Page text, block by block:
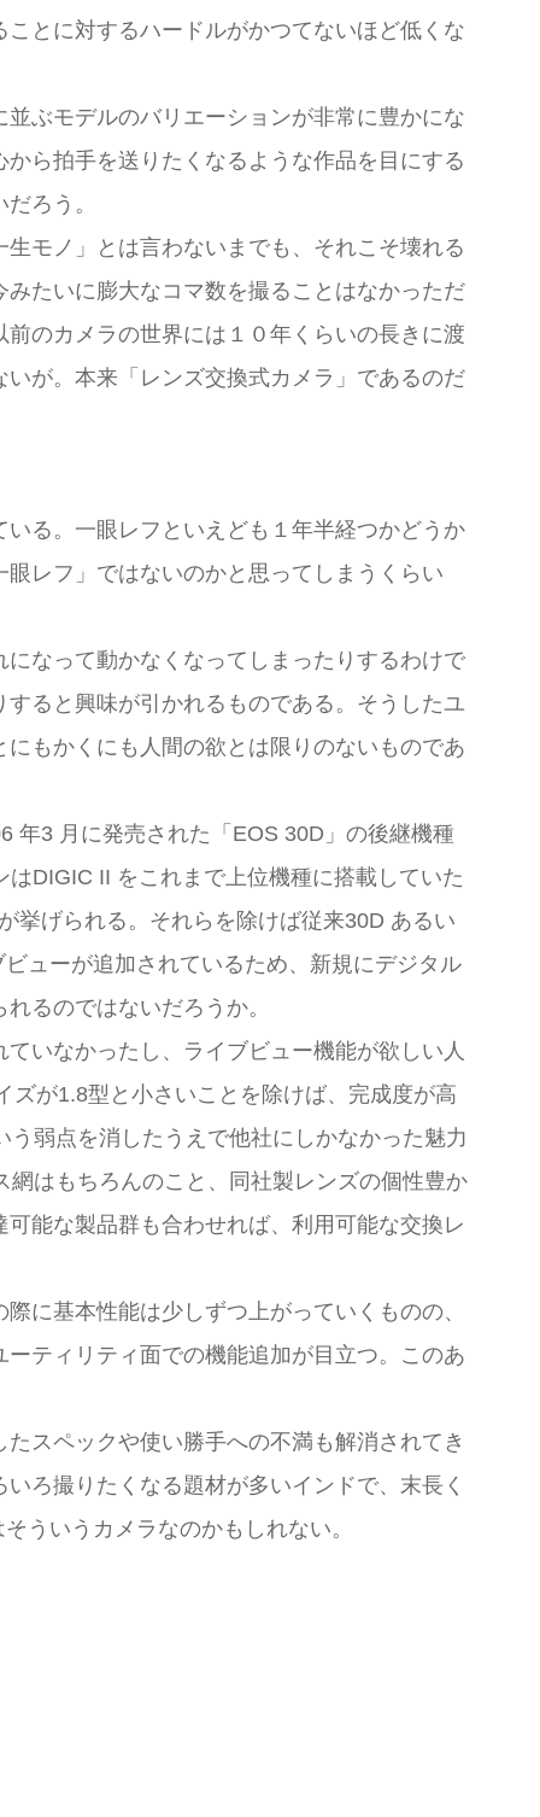
とに対するハードルがかつてないほど低くな
ぶモデルのバリエーションが非常に豊かにな
ら拍手を送りたくなるような作品を目にする
ろう。
モノ」とは言わないまでも、それこそ壊れる
たいに膨大なコマ数を撮ることはなかっただ
のカメラの世界には１０年くらいの長きに渡
が。本来「レンズ交換式カメラ」であるのだ
る。一眼レフといえども１年半経つかどうか
レフ」ではないのかと思ってしまうくらい
なって動かなくなってしまったりするわけで
ると興味が引かれるものである。そうしたユ
もかくにも人間の欲とは限りのないものであ
年3 月に発売された「EOS 30D」の後継機種
DIGIC II をこれまで上位機種に搭載していた
挙げられる。それらを除けば従来30D あるい
ューが追加されているため、新規にデジタル
るのではないだろうか。
いなかったし、ライブビュー機能が欲しい人
が1.8型と小さいことを除けば、完成度が高
弱点を消したうえで他社にしかなかった魅力
はもちろんのこと、同社製レンズの個性豊か
能な製品群も合わせれば、利用可能な交換レ
に基本性能は少しずつ上がっていくものの、
ティリティ面での機能追加が目立つ。このあ
スペックや使い勝手への不満も解消されてき
ろ撮りたくなる題材が多いインドで、末長く
ういうカメラなのかもしれない。